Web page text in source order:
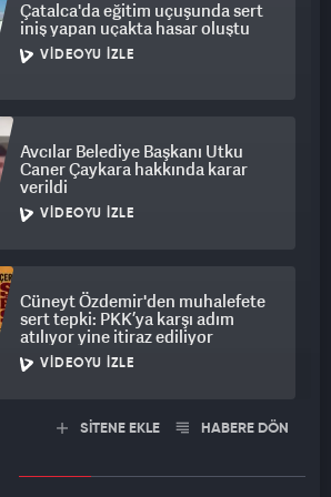
Çatalca'da eğitim uçuşunda sert
iniş yapan uçakta hasar oluştu
VIDEOYU İZLE
Avcılar Belediye Başkanı Utku
Caner Çaykara hakkında karar
verildi
VIDEOYU İZLE
Cüneyt Özdemir'den muhalefete
sert tepki: PKK’ya karşı adım
atılıyor yine itiraz ediliyor
VIDEOYU İZLE
SİTENE EKLE HABERE DÖN